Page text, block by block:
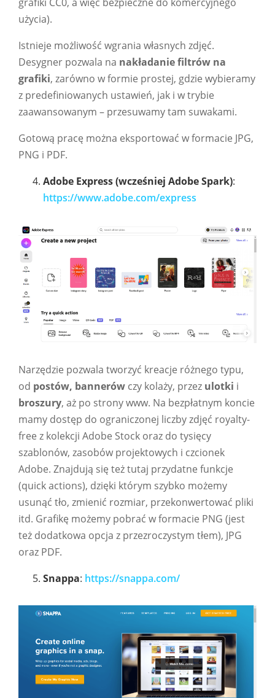
użycia).
Istnieje możliwość wgrania własnych zdjęć.
Desygner pozwala na nakładanie filtrów na
grafiki, zarówno w formie prostej, gdzie wybieramy
z predefiniowanych ustawień, jak i w trybie
zaawansowanym – przesuwamy tam suwakami.
Gotową pracę można eksportować w formacie JPG,
PNG i PDF.
Adobe Express (wcześniej Adobe Spark):
https://www.adobe.com/express
Narzędzie pozwala tworzyć kreacje różnego typu,
od postów, bannerów czy kolaży, przez ulotki i
broszury, aż po strony www. Na bezpłatnym koncie
mamy dostęp do ograniczonej liczby zdjęć royalty-
free z kolekcji Adobe Stock oraz do tysięcy
szablonów, zasobów projektowych i czcionek
Adobe. Znajdują się też tutaj przydatne funkcje
(quick actions), dzięki którym szybko możemy
usunąć tło, zmienić rozmiar, przekonwertować pliki
itd. Grafikę możemy pobrać w formacie PNG (jest
też dodatkowa opcja z przezroczystym tłem), JPG
oraz PDF.
Snappa: https://snappa.com/